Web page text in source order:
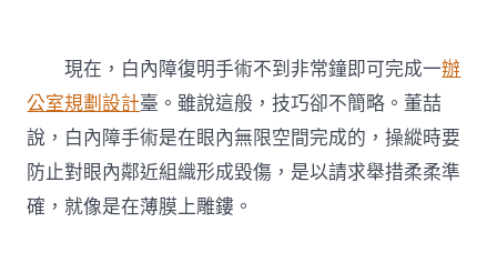
現在，白內障復明手術不到非常鐘即可完成一辦
公室規劃設計臺。雖說這般，技巧卻不簡略。董喆
說，白內障手術是在眼內無限空間完成的，操縱時要
防止對眼內鄰近組織形成毀傷，是以請求舉措柔柔準
確，就像是在薄膜上雕鏤。